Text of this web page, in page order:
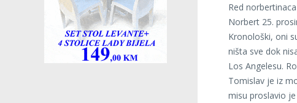
Red
Norbert 25.
Kronološki, oni
ništa sve dok
Los Angelesu.
Tomislav je iz
misu proslavio